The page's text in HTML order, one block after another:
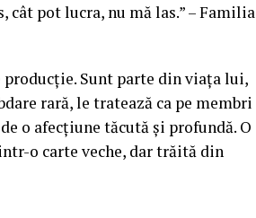
cât pot lucra, nu mă las.” – Familia
producție. Sunt parte din viața lui,
rară, le tratează ca pe membri
o afecțiune tăcută și profundă. O
o carte veche, dar trăită din